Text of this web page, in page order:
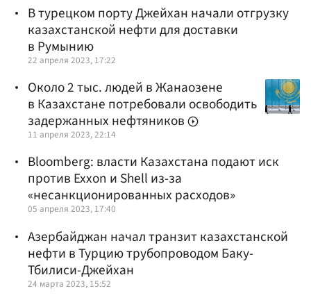
В турецком порту Джейхан начали отгрузку
казахстанской нефти для доставки
в Румынию
22 апреля 2023, 17:22
Около 2 тыс. людей в Жанаозене
в Казахстане потребовали освободить
задержанных нефтяников
11 апреля 2023, 22:14
Bloomberg: власти Казахстана подают иск
против Exxon и Shell из-за
«несанкционированных расходов»
05 апреля 2023, 17:40
Азербайджан начал транзит казахстанской
нефти в Турцию трубопроводом Баку-
Тбилиси-Джейхан
24 марта 2023, 15:52